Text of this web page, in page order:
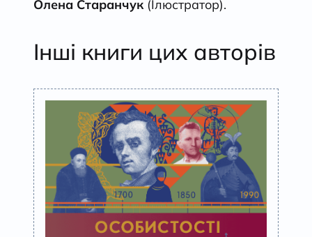
Олена Старанчук(Ілюстратор).
Інші книги цих авторів